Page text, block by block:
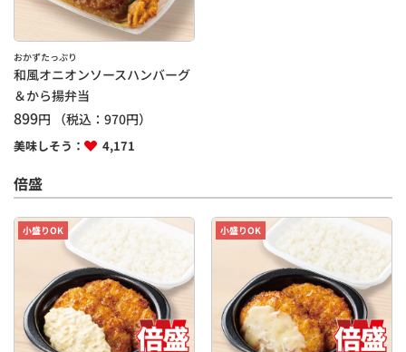
おかずたっぷり
和風オニオンソースハンバーグ
＆から揚弁当
899円 （税込： 970円）
美味しそう： 4,171
倍盛
小盛りOK 小盛りOK